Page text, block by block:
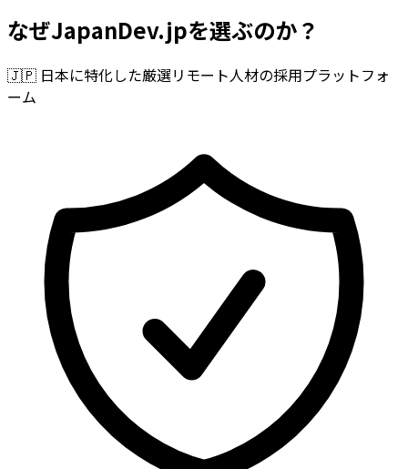
なぜJapanDev.jpを選ぶのか？
🇯🇵 日本に特化した厳選リモート人材の採用プラットフォ
ーム